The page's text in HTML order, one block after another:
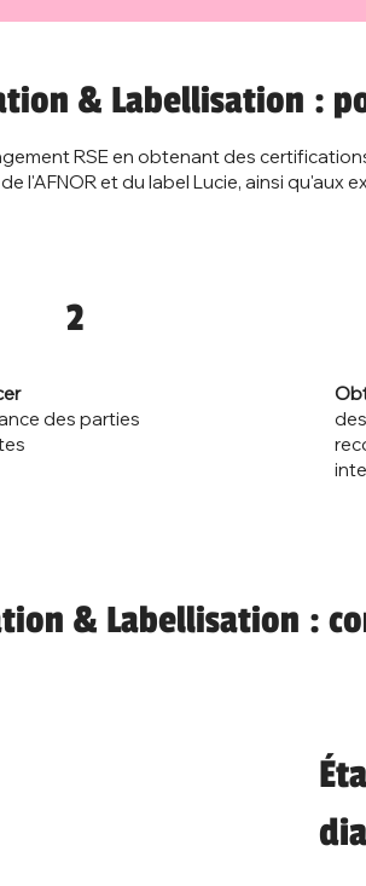
& Labellisation :
RSE en obtenant des
l'AFNOR et du label Lucie, ainsi qu'aux
des parties
2
& Labellisation :